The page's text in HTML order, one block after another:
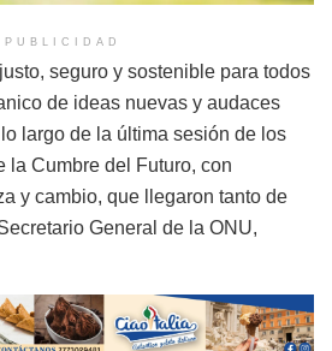
PUBLICIDAD
seguro y sostenible para todos
de ideas nuevas y audaces
largo de la última sesión de los
la Cumbre del Futuro, con
y cambio, que llegaron tanto de
General de la ONU,